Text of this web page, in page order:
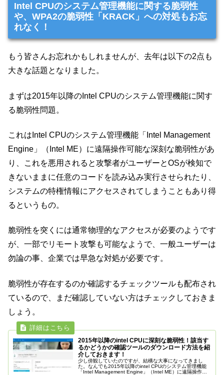
Intel CPUのシステム管理機能に関する脆弱性
や、WPA2の脆弱性「KRACK」への対処もお忘
れなく！
もう皆さんお忘れかもしれませんが、去年は以下の2点も
大きな話題となりました。
まずは2015年以降のIntel CPUのシステム管理機能に関す
る脆弱性問題。
これはIntel CPUのシステム管理機能「Intel Management
Engine」（Intel ME）に遠隔操作可能な深刻な脆弱性があ
り、これを悪用されると攻撃者がユーザーとOSが検知で
きないままに任意のコードを読み込み実行させられたり、
システムの特権情報にアクセスされてしまうこともあり得
るというもの。
脆弱性を突くには通常物理的なアクセスが必要のようです
が、一部でリモート攻撃も可能なようで、一般ユーザーは
勿論の事、企業では早急な対処が必要です。
脆弱性が存在するのか確認するチェックツールも配布され
ているので、まだ確認していない方はチェックしておきま
しょう。
2015年以降のintel CPUに深刻な脆弱性！該当す
るかどうかの確認ツールのダウンロード方法を紹
介しておきます！
少し傍観していたのですが、結構な大事になってきまし
た。なんでも2015年以降のintel CPUのシステム管理機能
「Intel Management Engine」（Intel ME）に遠隔操作可